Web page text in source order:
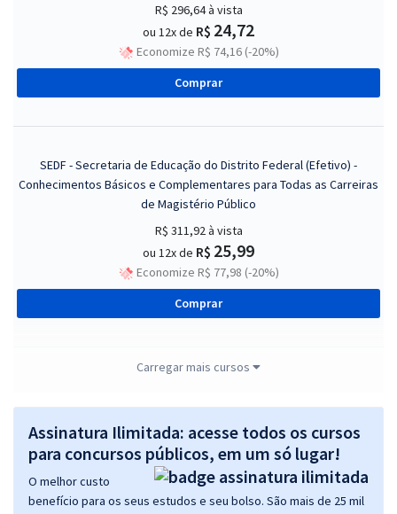
R$ 296,64à vista
ou 12x de R$ 24,72
Economize R$ 74,16 (-20%)
Comprar
SEDF - Secretaria de Educação do Distrito Federal (Efetivo) -
Conhecimentos Básicos e Complementares para Todas as Carreiras
de Magistério Público
R$ 311,92 à vista
ou 12x de R$ 25,99
Economize R$ 77,98 (-20%)
Comprar
Conhecimentos Básicos para os Cargos de Gestor em Políticas
Públicas e Gestão Educacional (Pré-edital)
R$ 391,92à vista
ou 12x de R$32,66
Carregar mais cursos
Assinatura Ilimitada: acesse todos os cursos
para concursos públicos, em um só lugar!
O melhor custo
benefício para os seus estudos e seu bolso. São mais de 25 mil